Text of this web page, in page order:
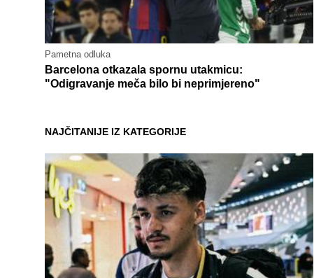
Pametna odluka
Barcelona otkazala spornu utakmicu:
"Odigravanje meča bilo bi neprimjereno"
NAJČITANIJE IZ KATEGORIJE